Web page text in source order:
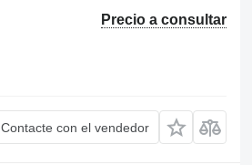
Precio a consultar
Contacte con el vendedor